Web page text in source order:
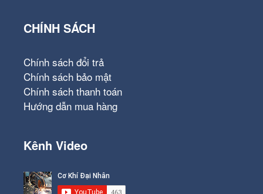
CHÍNH SÁCH
Chính sách đổi trả
Chính sách bảo mật
Chính sách thanh toán
Hướng dẫn mua hàng
Kênh Video